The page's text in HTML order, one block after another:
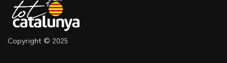
Copyright © 2025